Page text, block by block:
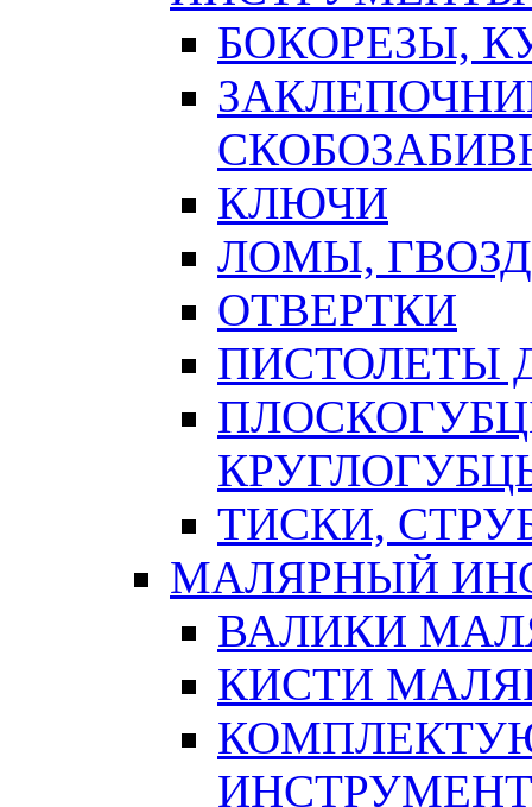
БОКОРЕЗЫ,
КЛЮЧИ
ЛОМЫ,
ОТВЕРТКИ
ПИСТОЛЕТЫ
ТИСКИ,
МАЛЯРНЫЙ
ВАЛИКИ
КИСТИ